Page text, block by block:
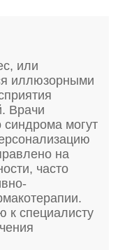
или
иллюзорными
Врачи
синдрома могут
на
часто
к специалисту